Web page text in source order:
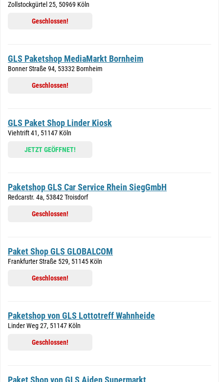
Zollstockgürtel 25, 50969 Köln
Geschlossen!
GLS Paketshop MediaMarkt Bornheim
Bonner Straße 94, 53332 Bornheim
Geschlossen!
GLS Paket Shop Linder Kiosk
Viehtrift 41, 51147 Köln
JETZT GEÖFFNET!
Paketshop GLS Car Service Rhein SiegGmbH
Redcarstr. 4a, 53842 Troisdorf
Geschlossen!
Paket Shop GLS GLOBALCOM
Frankfurter Straße 529, 51145 Köln
Geschlossen!
Paketshop von GLS Lottotreff Wahnheide
Linder Weg 27, 51147 Köln
Geschlossen!
Paket Shop von GLS Aiden Supermarkt